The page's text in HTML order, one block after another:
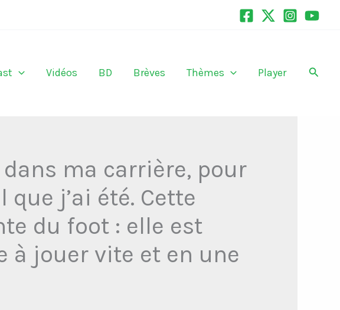
Vidéos BD Brèves Thèmes Player
ma carrière, pour
j’ai été. Cette
du foot : elle est
à jouer vite et en une